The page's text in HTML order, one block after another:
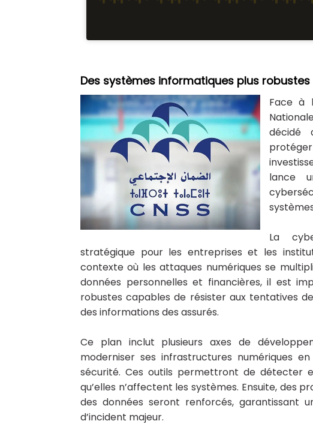
Des systèmes informatiques plus robustes
Face à
décidé
protéger
lance
La
stratégique pour les entreprises et les
contexte où les attaques numériques se
données personnelles et financières, il est
robustes capables de résister aux tentatives
des informations des assurés.
Ce plan inclut plusieurs axes de
moderniser ses infrastructures numériques
sécurité. Ces outils permettront de détecter
qu’elles n’affectent les systèmes. Ensuite, des
des données seront renforcés, garantissant
d’incident majeur.